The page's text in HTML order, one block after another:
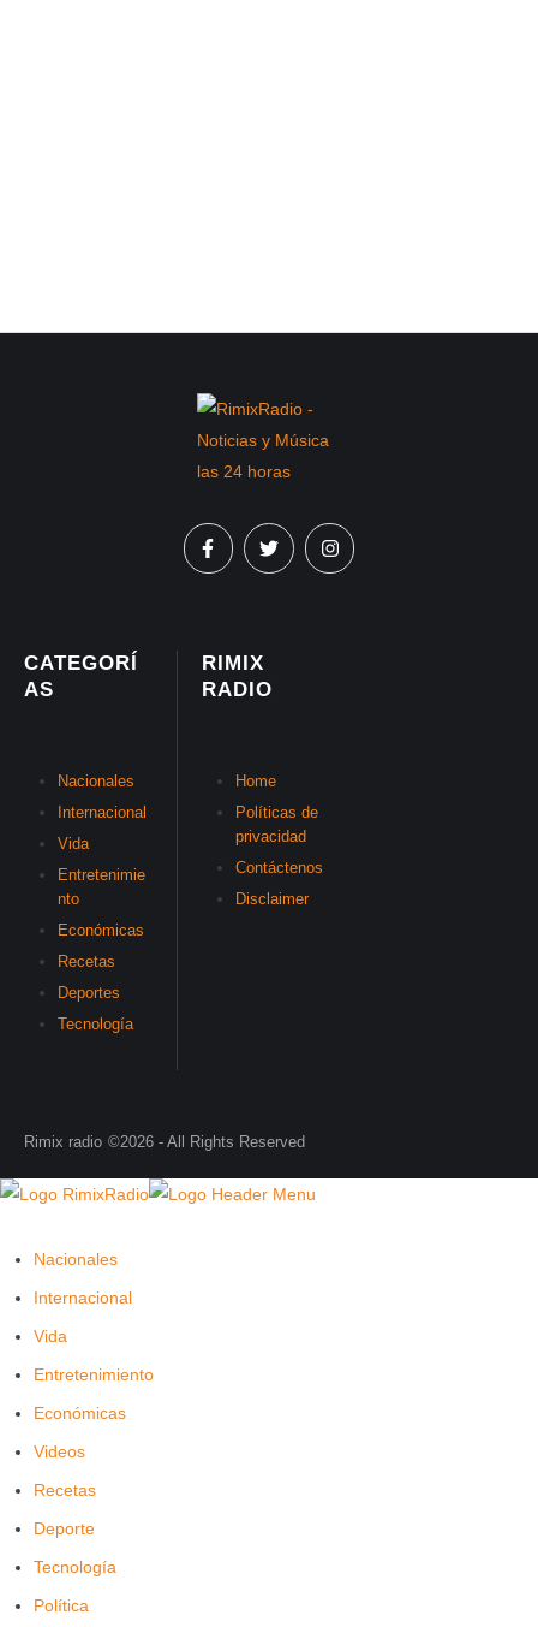
RIMIX
RADIO
Home
Políticas de
privacidad
Contáctenos
Disclaimer
CATEGORÍ
AS
Nacionales
Internacional
Vida
Entretenimie
nto
Económicas
Recetas
Deportes
Tecnología
Rimix radio ©2026 - All Rights Reserved
Nacionales
Internacional
Vida
Entretenimiento
Económicas
Videos
Recetas
Deporte
Tecnología
Política